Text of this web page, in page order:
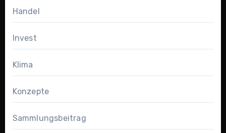
Handel
Invest
Klima
Konzepte
Sammlungsbeitrag